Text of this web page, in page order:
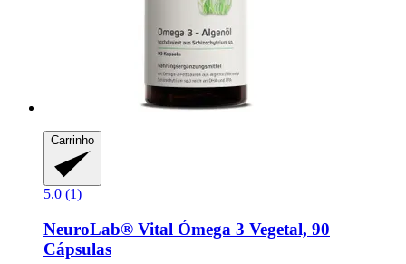
Carrinho
5.0 (1)
NeuroLab® Vital Ómega 3 Vegetal, 90
Cápsulas